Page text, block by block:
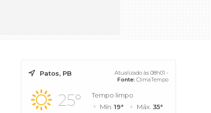
Patos, PB
Atualizado às 08h01 -
Fonte: ClimaTempo
25°
Tempo limpo
Mín. 19° Máx. 35°